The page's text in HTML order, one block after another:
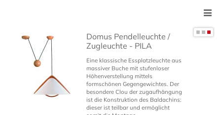
Domus Pendelleuchte /
Zugleuchte - PILA
Eine klassische Essplatzleuchte aus
massiver Buche mit stufenloser
Höhenverstellung mittels
formschönen Gegengewichtes. Der
besondere Clou der zugaufhängung
ist die Konstruktion des Baldachins:
dieser ist teilbar und ermöglicht